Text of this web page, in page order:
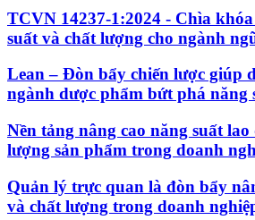
TCVN 14237-1:2024 - Chìa
suất và chất lượng cho ngành
Lean – Đòn bẩy chiến lược giúp
ngành dược phẩm bứt phá năng
Nền tảng nâng cao năng suất
lượng sản phẩm trong doanh
Quản lý trực quan là đòn bẩy
và chất lượng trong doanh